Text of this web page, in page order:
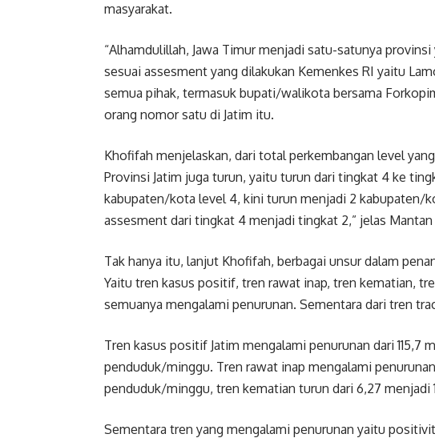
masyarakat.
“Alhamdulillah, Jawa Timur menjadi satu-satunya
sesuai assesment yang dilakukan Kemenkes RI yaitu
semua pihak, termasuk bupati/walikota bersama
orang nomor satu di Jatim itu.
Khofifah menjelaskan, dari total perkembangan level
Provinsi Jatim juga turun, yaitu turun dari tingkat 4 ke
kabupaten/kota level 4, kini turun menjadi 2 kabupaten/
assesment dari tingkat 4 menjadi tingkat 2,” jelas
Tak hanya itu, lanjut Khofifah, berbagai unsur dalam
Yaitu tren kasus positif, tren rawat inap, tren kematian,
semuanya mengalami penurunan. Sementara dari tren
Tren kasus positif Jatim mengalami penurunan dari 115,7
penduduk/minggu. Tren rawat inap mengalami
penduduk/minggu, tren kematian turun dari 6,27 menjadi
Sementara tren yang mengalami penurunan yaitu